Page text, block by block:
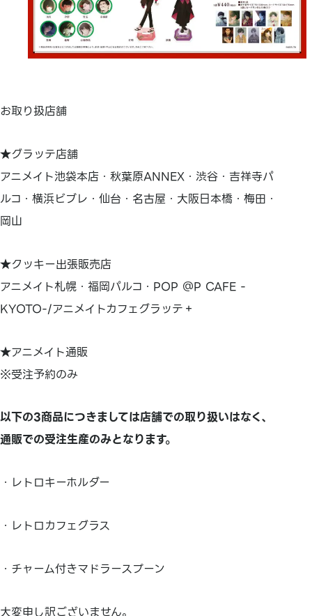
お取り扱店舗
★グラッテ店舗
アニメイト池袋本店・秋葉原ANNEX・渋谷・吉祥寺パ
ルコ・横浜ビブレ・仙台・名古屋・大阪日本橋・梅田・
岡山
★クッキー出張販売店
アニメイト札幌・福岡パルコ・POP ＠P CAFE -
KYOTO-/アニメイトカフェグラッテ＋
★アニメイト通販
※受注予約のみ
以下の3商品につきましては店舗での取り扱いはなく、
通販での受注生産のみとなります。
・レトロキーホルダー
・レトロカフェグラス
・チャーム付きマドラースプーン
大変申し訳ございません。